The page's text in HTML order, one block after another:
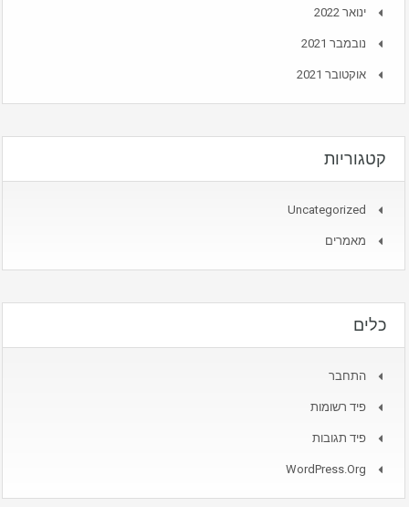
ינואר 2022
נובמבר 2021
אוקטובר 2021
קטגוריות
Uncategorized
מאמרים
כלים
התחבר
פיד רשומות
פיד תגובות
WordPress.org